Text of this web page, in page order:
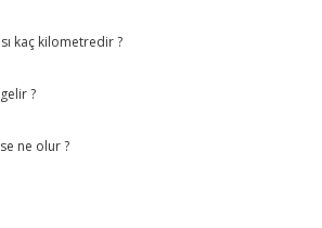
kaç kilometredir ?
?
ne olur ?